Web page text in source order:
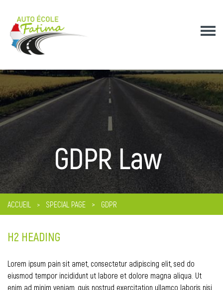
GDPR Law
ACCUEIL SPECIAL PAGE GDPR
H2 HEADING
Lorem ipsum pain sit amet, consectetur adipiscing elit, sed do
eiusmod tempor incididunt ut labore et dolore magna aliqua. Ut
enim ad minim veniam, quis nostrud exercitation ullamco laboris nisi